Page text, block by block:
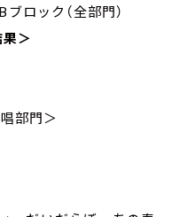
ロック（全部門）
＞
部門＞